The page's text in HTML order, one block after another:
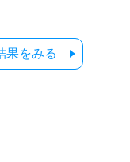
果をみる